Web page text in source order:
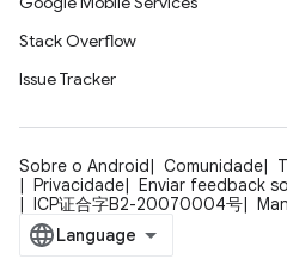
Stack Overflow
Issue Tracker
Sobre o Android Comunidade
Privacidade
Enviar feedback
ICP证合字B2-20070004号